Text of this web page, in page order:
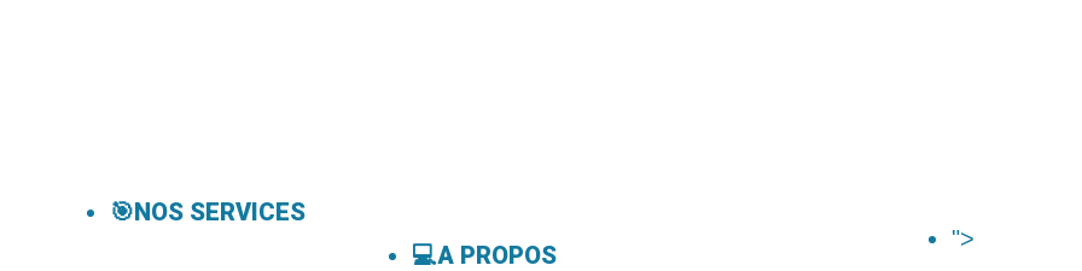
🎯NOS SERVICES
💻A PROPOS
">